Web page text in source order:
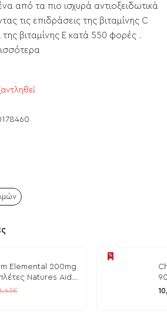
από τα πιο ισχυρά αντιοξειδωτικά
τις επιδράσεις της βιταμίνης C
βιταμίνης E κατά 550 φορές .
Elemental 200mg
Natures Aid
/